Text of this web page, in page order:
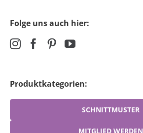
Folge uns auch hier:
Produktkategorien:
SCHNITTMUSTER
MITGLIED WERDEN